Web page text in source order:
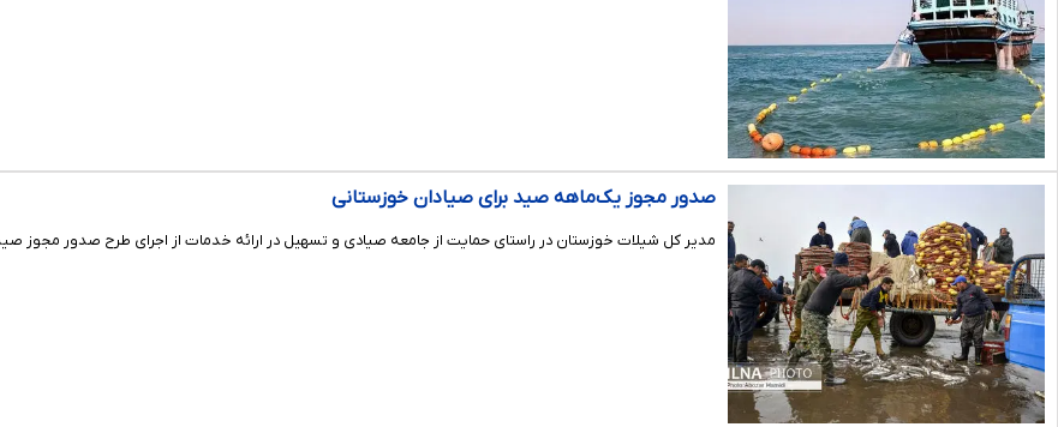
صدور مجوز یک‌ماهه صید برای صیادان خوزستانی
مدیر کل شیلات خوزستان در راستای حمایت از جامعه صیادی و تسهیل در ارائه خدمات از اجرای طرح صدور مجوز